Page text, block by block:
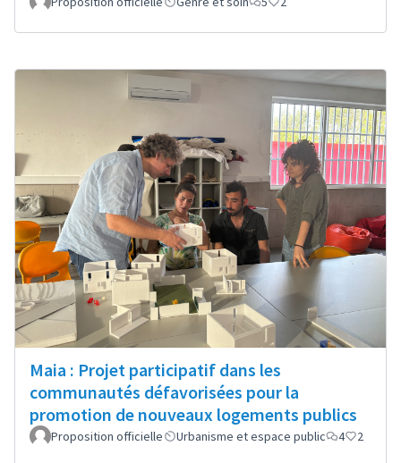
Maia : Projet participatif dans les
communautés défavorisées pour la
promotion de nouveaux logements publics
Proposition officielle Urbanisme et espace public 4 2